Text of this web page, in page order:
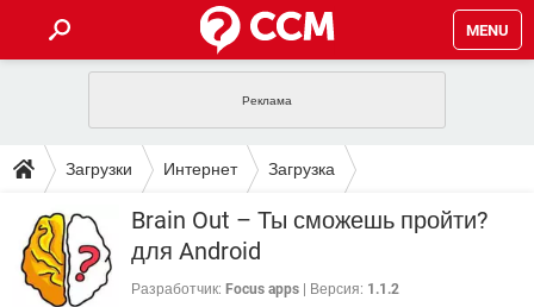
MENU
INSTAGRAM FACEBOOK
ИГРЫ WINDOWS 10
ВКОНТАКТЕ
GOOGLE YANDEX
ПОЛЕЗНЫЕ СОВЕТЫ
TIKTOK TELEGRAM
WHATSAPP
FACEBOOK
ЗАГРУЗКИ
TIKTOK
WHATSAPP INSTAGRAM
ФОРУМ
Загрузки Интернет Загрузка
Brain Out – Ты сможешь пройти?
для Android
Разработчик: Focus apps Версия: 1.1.2